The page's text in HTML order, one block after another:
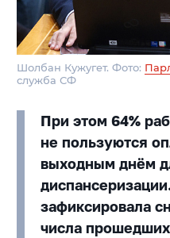
Шолбан Кужугет. Фото:
служба СФ
При этом 64%
не пользуются
выходным днём
зафиксировала
числа прошедших